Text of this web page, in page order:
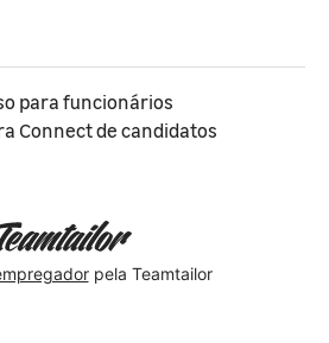
para funcionários
Connect de candidatos
pela Teamtailor